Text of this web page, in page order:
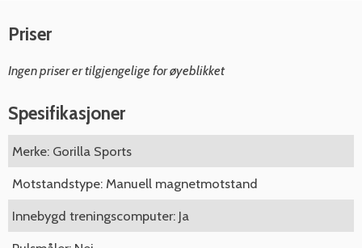
Priser
Ingen priser er tilgjengelige for øyeblikket
Spesifikasjoner
Merke: Gorilla Sports
Motstandstype: Manuell magnetmotstand
Innebygd treningscomputer: Ja